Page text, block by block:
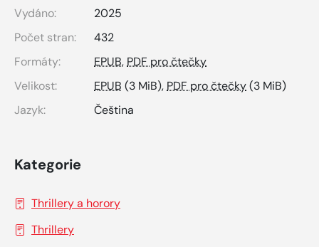
Vydáno:
2025
Počet stran:
432
Formáty:
EPUB, PDF pro čtečky
Velikost:
EPUB (3 MiB), PDF pro čtečky(3 MiB)
Jazyk:
Čeština
Kategorie
Thrillery a horory
Thrillery